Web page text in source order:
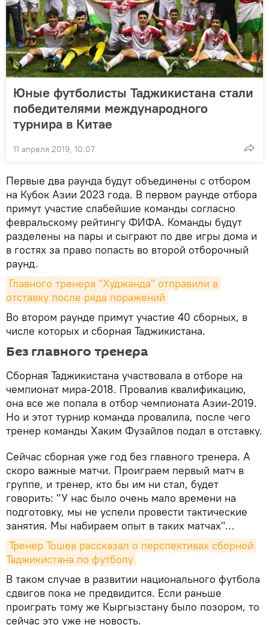
Юные футболисты Таджикистана стали
победителями международного
турнира в Китае
11 апреля 2019, 10:07
Первые два раунда будут объединены с отбором
на Кубок Азии 2023 года. В первом раунде отбора
примут участие слабейшие команды согласно
февральскому рейтингу ФИФА. Команды будут
разделены на пары и сыграют по две игры дома и
в гостях за право попасть во второй отборочный
раунд.
Главного тренера "Худжанда" отправили в
отставку после ряда поражений
Во втором раунде примут участие 40 сборных, в
числе которых и сборная Таджикистана.
Без главного тренера
Сборная Таджикистана участвовала в отборе на
чемпионат мира-2018. Провалив квалификацию,
она все же попала в отбор чемпионата Азии-2019.
Но и этот турнир команда провалила, после чего
тренер команды Хаким Фузайлов подал в отставку.
Сейчас сборная уже год без главного тренера. А
скоро важные матчи. Проиграем первый матч в
группе, и тренер, кто бы им ни стал, будет
говорить: "У нас было очень мало времени на
подготовку, мы не успели провести тактические
занятия. Мы набираем опыт в таких матчах"…
Тренер Тошев рассказал о перспективах сборной
Таджикистана по футболу
В таком случае в развитии национального футбола
сдвигов пока не предвидится. Если раньше
проиграть тому же Кыргызстану было позором, то
сейчас это уже не новость.